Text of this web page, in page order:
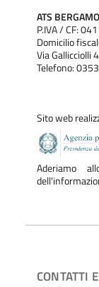
ATS BERGAMO
P.IVA / CF:
Domicilio
Via Gallicciolli
Telefono:
Sito web
Aderiamo
CONTATTI